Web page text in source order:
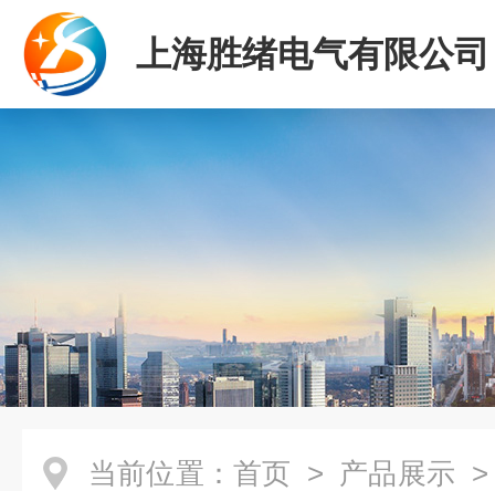
上海胜绪电气有限公司
当前位置： 首页 > 产品展示